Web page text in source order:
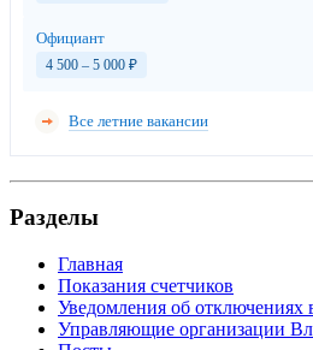
Официант
4 500 – 5 000 ₽
Все летние вакансии
Разделы
Главная
Показания счетчиков
Уведомления об отключениях
Управляющие организации